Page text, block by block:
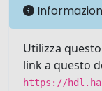
Utilizza
link a questo
https://